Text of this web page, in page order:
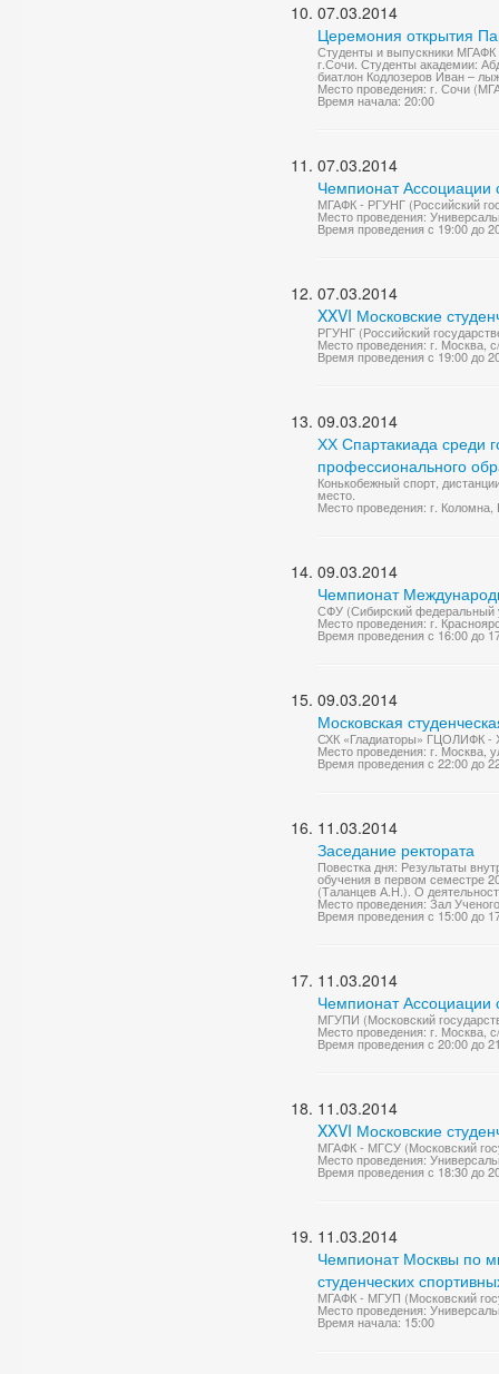
07.03.2014
Церемония открытия
Студенты и выпускники МГАФК
г.Сочи. Студенты академии:
биатлон Кодлозеров Иван –
Место проведения: г. Сочи
Время начала: 20:00
07.03.2014
Чемпионат Ассоциации
МГАФК - РГУНГ (Российский
Место проведения:
Время проведения с 19:00 до
07.03.2014
XXVI Московские
РГУНГ (Российский
Место проведения: г. Москва,
Время проведения с 19:00 до
09.03.2014
ХХ Спартакиада среди
профессионального
Конькобежный спорт,
место.
Место проведения: г.
09.03.2014
Чемпионат
СФУ (Сибирский федеральный
Место проведения: г.
Время проведения с 16:00 до
09.03.2014
Московская
СХК «Гладиаторы» ГЦОЛИФК -
Место проведения: г. Москва,
Время проведения с 22:00 до
11.03.2014
Заседание ректората
Повестка дня: Результаты
обучения в первом семестре
(Таланцев А.Н.). О
Место проведения: Зал
Время проведения с 15:00 до
11.03.2014
Чемпионат Ассоциации
МГУПИ (Московский
Место проведения: г. Москва,
Время проведения с 20:00 до
11.03.2014
XXVI Московские
МГАФК - МГСУ (Московский
Место проведения:
Время проведения с 18:30 до
11.03.2014
Чемпионат Москвы по
студенческих
МГАФК - МГУП (Московский
Место проведения:
Время начала: 15:00